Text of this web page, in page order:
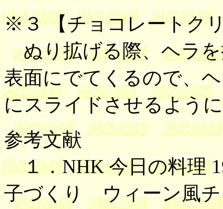
※３ 【 チョコレートク
ぬり拡げる際、ヘラ
表面にでてくるので、
にスライドさせるよう
参考文献
１．NHK 今日の料理
子づくり ウィーン風チ